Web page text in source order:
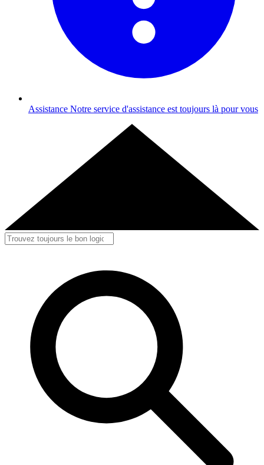
Assistance Notre service d'assistance est toujours là pour vous